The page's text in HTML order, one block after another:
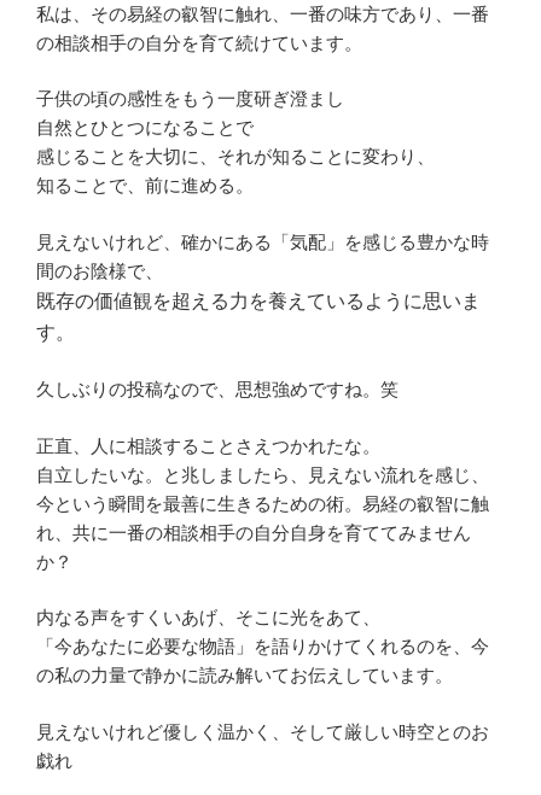
私は、その易経の叡智に触れ、一番の味方であり、一番
の相談相手の自分を育て続けています。
子供の頃の感性をもう一度研ぎ澄まし
自然とひとつになることで
感じることを大切に、それが知ることに変わり、
知ることで、前に進める。
見えないけれど、確かにある「気配」を感じる豊かな時
間のお陰様で、
既存の価値観を超える力を養えているように思いま
す。
久しぶりの投稿なので、思想強めですね。笑
正直、人に相談することさえつかれたな。
自立したいな。と兆しましたら、見えない流れを感じ、
今という瞬間を最善に生きるための術。易経の叡智に触
れ、共に一番の相談相手の自分自身を育ててみません
か？
内なる声をすくいあげ、そこに光をあて、
「今あなたに必要な物語」を語りかけてくれるのを、今
の私の力量で静かに読み解いてお伝えしています。
見えないけれど優しく温かく、そして厳しい時空とのお
戯れ